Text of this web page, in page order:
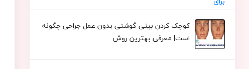
کوچک کردن بینی گوشتی بدون عمل جراحی چگونه
است| معرفی بهترین روش